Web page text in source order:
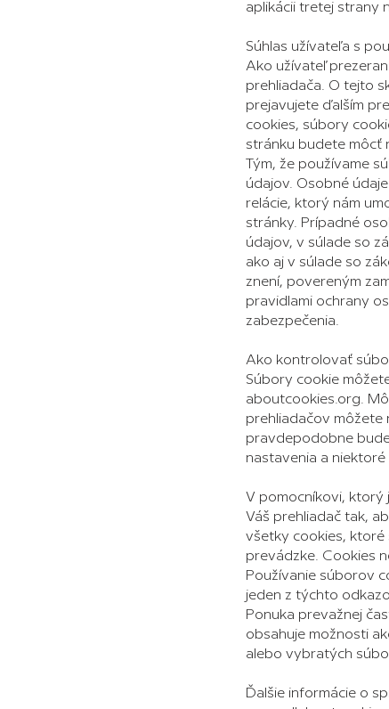
aplikácii tretej strany
Súhlas užívateľa s
Ako užívateľ
prehliadača. O tejto
prejavujete ďalším
cookies, súbory
stránku budete môcť
Tým, že používame
údajov. Osobné
relácie, ktorý nám
stránky. Prípadné
údajov, v súlade so
ako aj v súlade so
znení, povereným
pravidlami ochrany
zabezpečenia.
Ako kontrolovať
Súbory cookie
aboutcookies.org.
prehliadačov môžete
pravdepodobne
nastavenia a
V pomocníkovi, ktorý
Váš prehliadač tak,
všetky cookies, ktoré
prevádzke. Cookies
Používanie súborov
jeden z týchto
Ponuka prevažnej
obsahuje možnosti
alebo vybratých
Ďalšie informácie o